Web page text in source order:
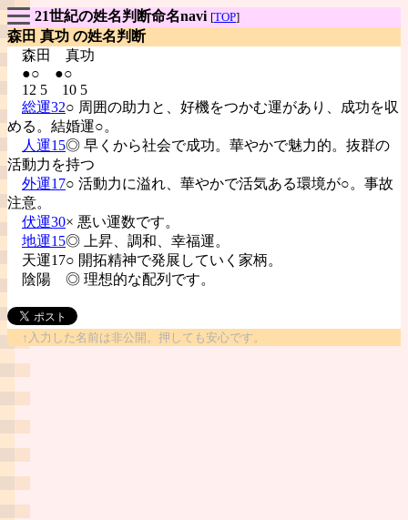
21世紀の姓名判断命名navi [TOP]
森田 真功 の姓名判断
森田 真功
●○ ●○
12 5 10 5
総運32○ 周囲の助力と、好機をつかむ運があり、成功を収
める。結婚運○。
人運15◎ 早くから社会で成功。華やかで魅力的。抜群の
活動力を持つ
外運17○ 活動力に溢れ、華やかで活気ある環境が○。事故
注意。
伏運30× 悪い運数です。
地運15◎ 上昇、調和、幸福運。
天運17○ 開拓精神で発展していく家柄。
陰陽 ◎ 理想的な配列です。
↑入力した名前は非公開。押しても安心です。